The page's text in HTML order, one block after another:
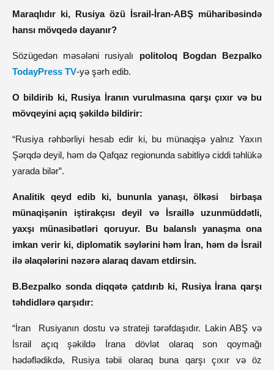
Maraqlıdır ki, Rusiya özü İsrail-İran-ABŞ müharibəsində
hansı mövqedə dayanır?
Sözügedən məsələni rusiyalı politoloq Bogdan Bezpalko
TodayPress TV-yə şərh edib.
O bildirib ki, Rusiya İranın vurulmasına qarşı çıxır və bu
mövqeyini açıq şəkildə bildirir:
“Rusiya rəhbərliyi hesab edir ki, bu münaqişə yalnız Yaxın
Şərqdə deyil, həm də Qafqaz regionunda sabitliyə ciddi təhlükə
yarada bilər”.
Analitik qeyd edib ki, bununla yanaşı, ölkəsi birbaşa
münaqişənin iştirakçısı deyil və İsraillə uzunmüddətli,
yaxşı münasibətləri qoruyur. Bu balanslı yanaşma ona
imkan verir ki, diplomatik səylərini həm İran, həm də İsrail
ilə əlaqələrini nəzərə alaraq davam etdirsin.
B.Bezpalko sonda diqqətə çatdırıb ki, Rusiya İrana qarşı
təhdidlərə qarşıdır:
“İran Rusiyanın dostu və strateji tərəfdaşıdır. Lakin ABŞ və
İsrail açıq şəkildə İrana dövlət olaraq son qoymağı
hədəflədikdə, Rusiya təbii olaraq buna qarşı çıxır və öz